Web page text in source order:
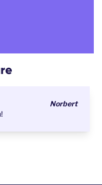
Norbert